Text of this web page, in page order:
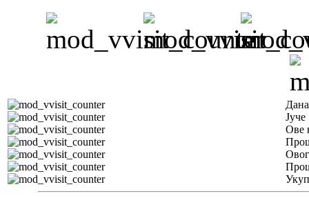
Јуче
Ове